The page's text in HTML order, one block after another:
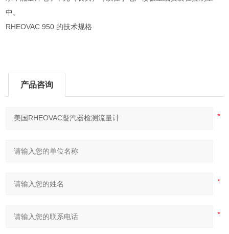
中。
RHEOVAC 950 的技术规格
产品咨询